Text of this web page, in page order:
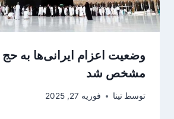
مشخص شد
توسط تینا فوریه 27, 2025